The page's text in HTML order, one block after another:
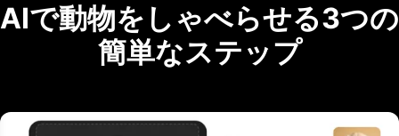
AIで動物をしゃべらせる3つの
簡単なステップ